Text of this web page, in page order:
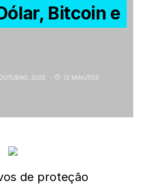
Bitcoin e
2020
12 MINUTOS
de proteção